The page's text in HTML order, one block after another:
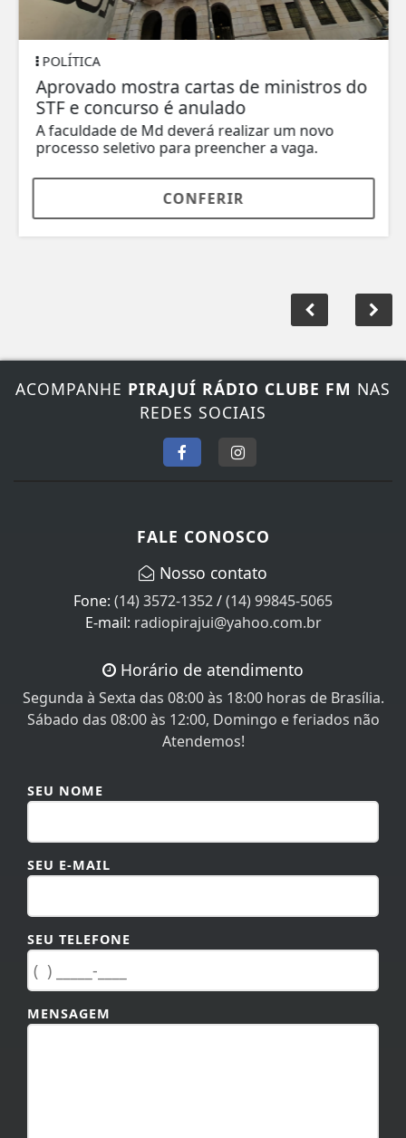
POLÍTICA
Aprovado mostra cartas de ministros do
STF e concurso é anulado
A faculdade de Md deverá realizar um novo
processo seletivo para preencher a vaga.
CONFERIR
ACOMPANHEPIRAJUÍ RÁDIO CLUBE FMNAS
REDES SOCIAIS
(14) 3572-1352/(14) 99845-5065
E-mail:radiopirajui@yahoo.com.br
Segunda à Sexta das 08:00 às 18:00 horas de Brasília.
Sábado das 08:00 às 12:00, Domingo e feriados não
Atendemos!
SEU E-MAIL
SEU TELEFONE
MENSAGEM